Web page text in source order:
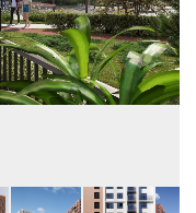
КЛЕВЕР ИНВЕСТ